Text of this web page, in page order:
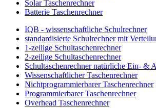
Solar Taschenrechner
Batterie Taschenrechner
IQB - wissenschaftliche Schulrechner
standardisierte Schulrechner mit
1-zeilige Schultaschenrechner
2-zeilige Schultaschenrechner
Schultaschenrechner natürliche Ein- &
Wissenschaftlicher Taschenrechner
Nichtprogrammierbarer Taschenrechner
Programmierbarer Taschenrechner
Overhead Taschenrechner